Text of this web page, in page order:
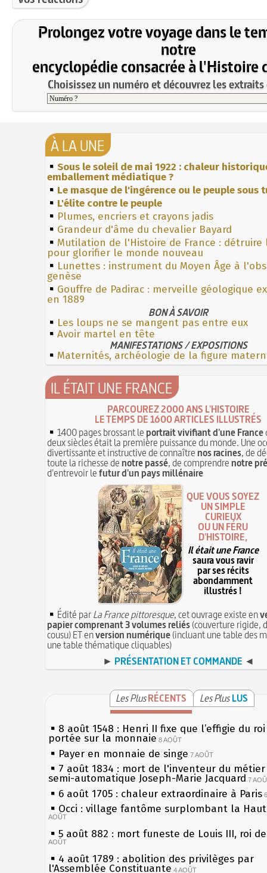
Prolongez votre voyage dans le
notre
encyclopédie consacrée à l'Histoire
Choisissez un numéro et découvrez les
À LA UNE
Sous le soleil de mai 1922 : chaleur
emballement médiatique ?
Le masque de l'ingérence ou le peuple sous
L'élite contre le peuple
Plumes, encriers et crayons jadis
Grandeur d'âme du chevalier Bayard
Mutilation de l'Histoire de France : détruire
pour glorifier le monde nouveau
Lunettes : instrument du Moyen Âge à
genèse
Gouffre de Padirac : merveille géologique
en 1889
BON À SAVOIR
Les loups ne se mangent pas entre eux
Avoir martel en tête
MANIFESTATIONS / EXPOSITIONS
Maternités, archéologie de la figure
IL ÉTAIT UNE FRANCE
PARCOUREZ 2000 ANS L'HISTOIRE
LE TEMPS DE 1600 ARTICLES ILLUSTRÉS
1400 pages brossant leportrait vivifiant d'une France
deux siècles était la première puissance du monde. Une
divertissante et instructive de connaîtrenos racines, de
toute la richesse denotre passé, de comprendrenotre
d'entrevoir lefutur d'un pays millénaire
QUE VOUS SOYEZ
UN SIMPLE
CURIEUX
OU UN FÉRU
D'HISTOIRE,
Il était une France
saura vous ravir
par ses récits
abondamment
illustrés !
Édité parLa France pittoresque, cet ouvrage existe en
papier comprenant 3 volumes reliés(couverture rigide,
cousu) ET enversion numérique(incluant une table des
une table thématique cliquables)
► PRÉSENTATION ET COMMANDE ◄
Les PlusRÉCENTS Les Plus LUS
8 août 1548 : Henri II fixe que l’effigie du
portée sur la monnaie 8 AOÛT
Payer en monnaie de singe 7 AOÛT
7 août 1834 : mort de l'inventeur du
semi-automatique Joseph-Marie Jacquard 7
6 août 1705 : chaleur extraordinaire à Paris
Occi : village fantôme surplombant la
AOÛT
5 août 882 : mort funeste de Louis III, roi
AOÛT
4 août 1789 : abolition des privilèges par
l'Assemblée Constituante 4 AOÛT